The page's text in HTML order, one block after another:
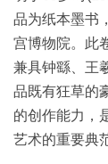
品为纸本墨书
宫博物院。此
兼具钟繇、王
品既有狂草的
的创作能力，
艺术的重要典
术
品
图
库
/
Artwork